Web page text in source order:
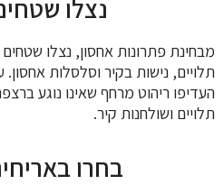
נצלו
מבחינת פתרונות אחסון, נצלו
תלויים, נישות בקיר וסלסלות
העדיפו ריהוט מרחף שאינו נוגע
תלויים ושולחנות קיר.
בחרו